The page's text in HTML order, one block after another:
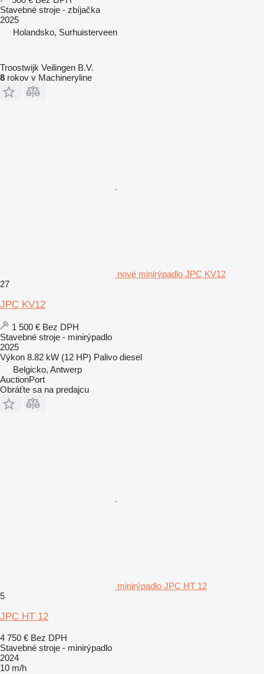
Stavebné stroje - zbíjačka
2025
Holandsko, Surhuisterveen
Troostwijk Veilingen B.V.
8 rokov v Machineryline
nové minirýpadlo JPC KV12
27
JPC KV12
1 500 € Bez DPH
Stavebné stroje - minirýpadlo
2025
Výkon 8.82 kW (12 HP) Palivo diesel
Belgicko, Antwerp
AuctionPort
Obráťte sa na predajcu
minirýpadlo JPC HT 12
5
JPC HT 12
4 750 € Bez DPH
Stavebné stroje - minirýpadlo
2024
10 m/h